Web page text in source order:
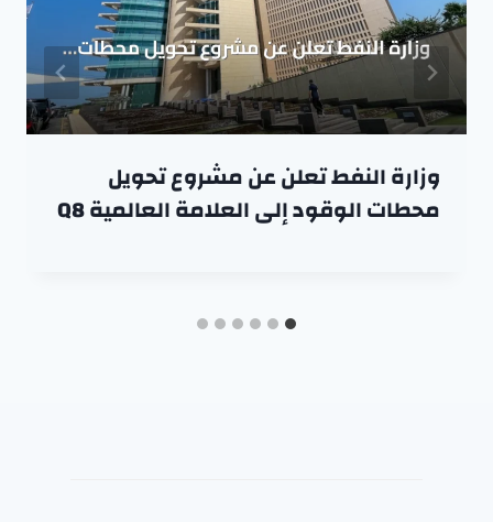
وزارة النفط تعلن عن مشروع تحويل
محطات الوقود إلى العلامة العالمية Q8